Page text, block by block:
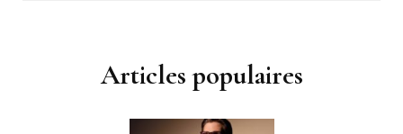
Articles populaires